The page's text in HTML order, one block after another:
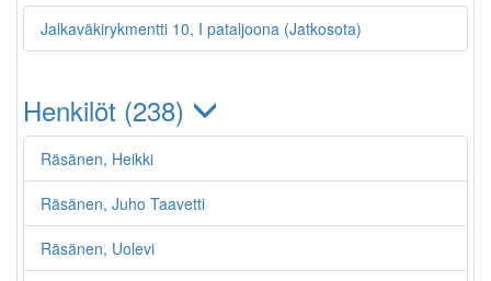
Jalkaväkirykmentti 10, I pataljoona (Jatkosota)
Henkilöt (238)
Räsänen, Heikki
Räsänen, Juho Taavetti
Räsänen, Uolevi